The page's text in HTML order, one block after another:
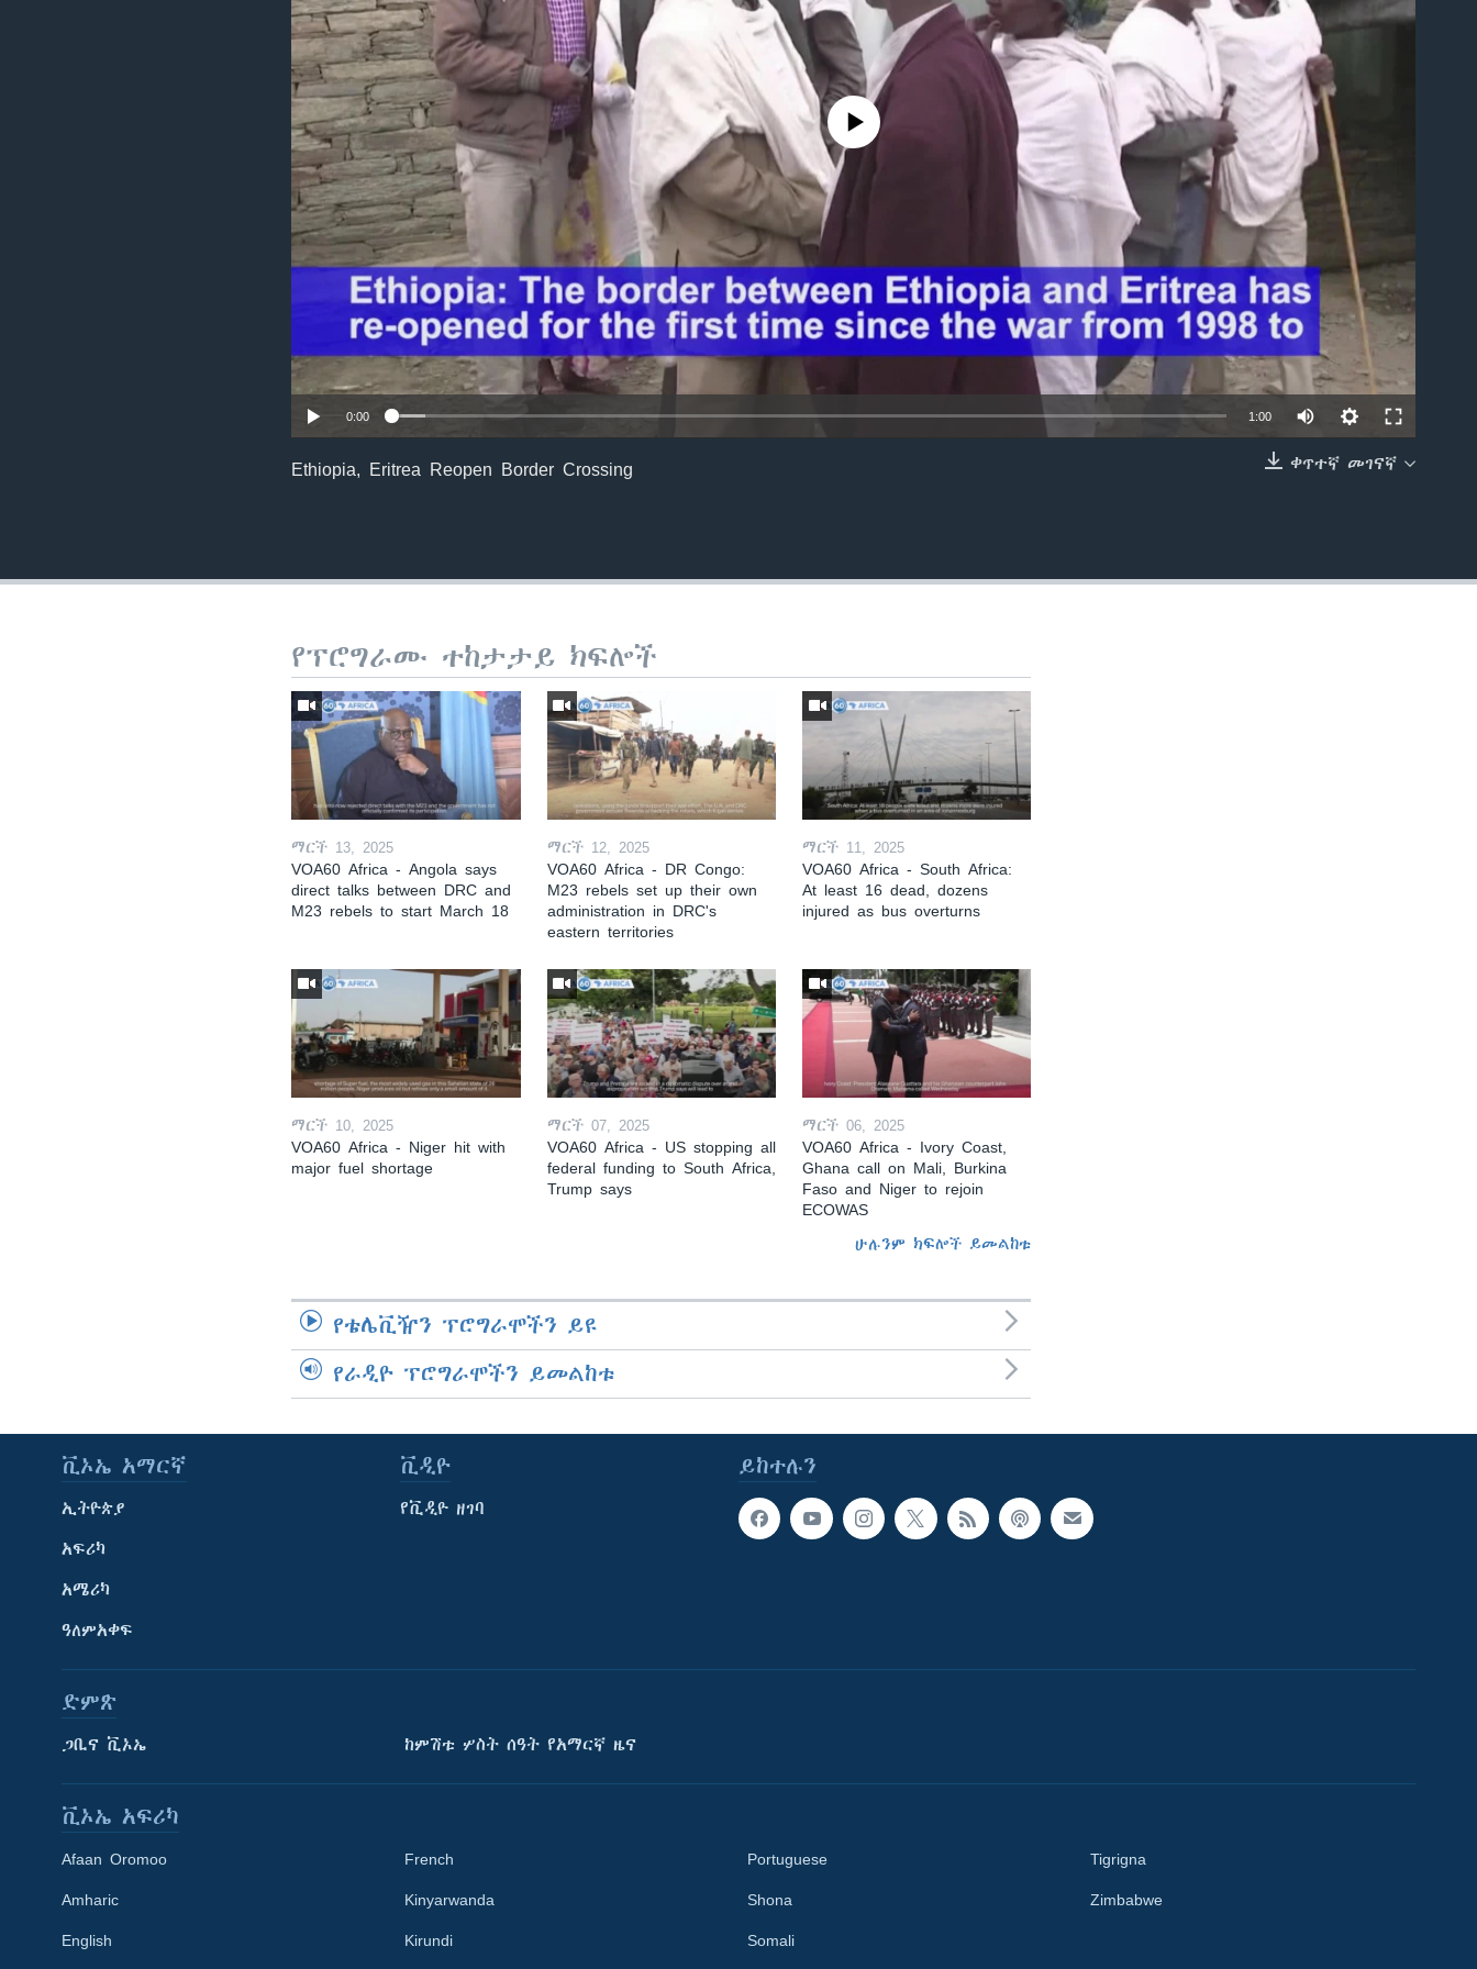
Learning English
EMBED
No media source currently available
0:00 1:00
ቀጥተኛ መገናኛ
Ethiopia, Eritrea Reopen Border Crossing
የፕሮግራሙ ተከታታይ ክፍሎች
ማርች 13, 2025
VOA60 Africa - Angola says
direct talks between DRC and
M23 rebels to start March 18
ማርች 12, 2025
VOA60 Africa - DR Congo:
M23 rebels set up their own
administration in DRC's
eastern territories
ማርች 11, 2025
VOA60 Africa - South Africa:
At least 16 dead, dozens
injured as bus overturns
ማርች 10, 2025
VOA60 Africa - Niger hit with
major fuel shortage
ማርች 07, 2025
VOA60 Africa - US stopping all
federal funding to South Africa,
Trump says
ማርች 06, 2025
VOA60 Africa - Ivory Coast,
Ghana call on Mali, Burkina
Faso and Niger to rejoin
ECOWAS
ሁሉንም ክፍሎች ይመልከቱ
የቴሌቪዥን ፕሮግራሞችን ይዩ
የራዲዮ ፕሮግራሞችን ይመልከቱ
ይከተሉን
ቪኦኤ አማርኛ
ኢትዮጵያ
አፍሪካ
አሜሪካ
ዓለምአቀፍ
ቪዲዮ
የቪዲዮ ዘገባ
ድምጽ
ጋቢና ቪኦኤ ከምሽቱ ሦስት ሰዓት የአማርኛ ዜና
ቪኦኤ አፍሪካ
Afaan Oromoo
Amharic
English
French
Kinyarwanda
Kirundi
Portuguese
Shona
Somali
Tigrigna
Zimbabwe